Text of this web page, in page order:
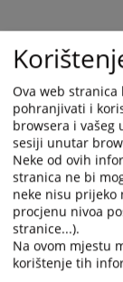
Press
the
question
mark
key
to
get
the
keyboard
shortcuts
for
changing
dates.
Ova web
pohranjivati i
browsera i vašeg
sesiji unutar
Neke od ovih
stranica ne bi
neke nisu prijeko
procjenu nivoa
stranice...).
Na ovom mjestu
korištenje tih